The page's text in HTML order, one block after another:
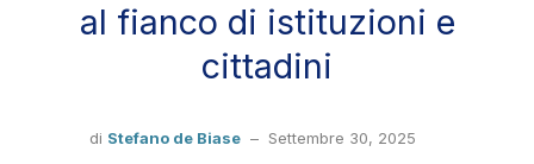
al fianco di istituzioni e
cittadini
di Stefano de Biase – Settembre 30, 2025